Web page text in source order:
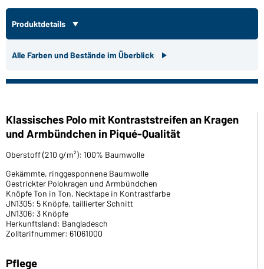
Produktdetails
Alle Farben und Bestände im Überblick
Klassisches Polo mit Kontraststreifen an Kragen
und Armbündchen in Piqué-Qualität
Oberstoff (210 g/m²): 100% Baumwolle
Gekämmte, ringgesponnene Baumwolle
Gestrickter Polokragen und Armbündchen
Knöpfe Ton in Ton, Necktape in Kontrastfarbe
JN1305: 5 Knöpfe, taillierter Schnitt
JN1306: 3 Knöpfe
Herkunftsland: Bangladesch
Zolltarifnummer: 61061000
Pflege